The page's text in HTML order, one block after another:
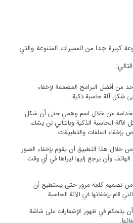
كبيرة جدا من المميزات المتنوعة والتي
من أفضل البرامج المصممة لإخفاء
شكل آلة حاسبة ذكية.
من خلال اسم وهمي حتى أن شكل
الحاسبة الذكية وبالتالي لن يشك
بإخفاء الملفات والتطبيقات.
خلال هذا التطبيق أن يقوم بإخفاء الصور
وأن يرجع إليها ليراها في أي وقت
تصميم كلمة مرور حتى يستطيع أن
قام بإخفائها في الآلة الحاسبة.
يتحكم في ظهور الإشعارات على شاشة